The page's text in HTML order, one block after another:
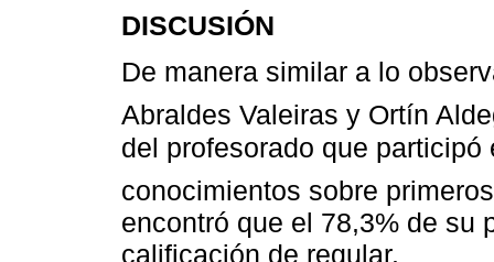
DISCUSIÓN
De manera similar a lo
Abraldes Valeiras y Ortín
del profesorado que
conocimientos sobre
encontró que el 78,3% de su
calificación de regular.